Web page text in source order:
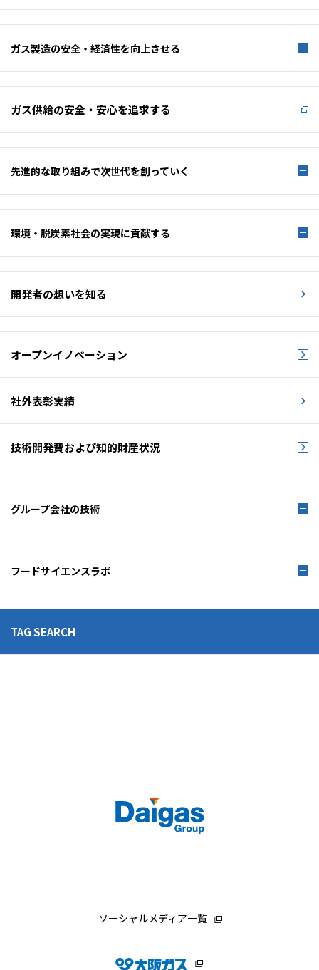
ガス製造の安全・経済性を向上させる
ガス供給の安全・安心を追求する
先進的な取り組みで次世代を創っていく
環境・脱炭素社会の実現に貢献する
開発者の想いを知る
オープンイノベーション
社外表彰実績
技術開発費および知的財産状況
グループ会社の技術
フードサイエンスラボ
TAG SEARCH
ソーシャルメディア一覧